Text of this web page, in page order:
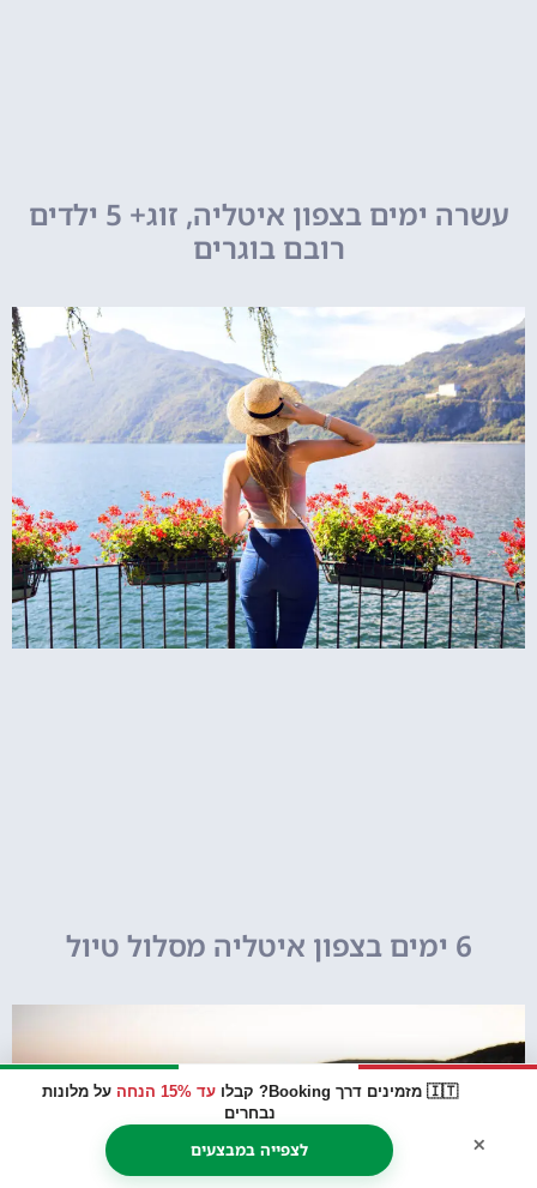
🇮🇹 מזמינים דרך Booking? קבלו עד 15% הנחה
על מלונות
נבחרים
לצפייה במבצעים ×
עשרה ימים בצפון איטליה, זוג+ 5 ילדים
רובם בוגרים
6 ימים בצפון איטליה מסלול טיול